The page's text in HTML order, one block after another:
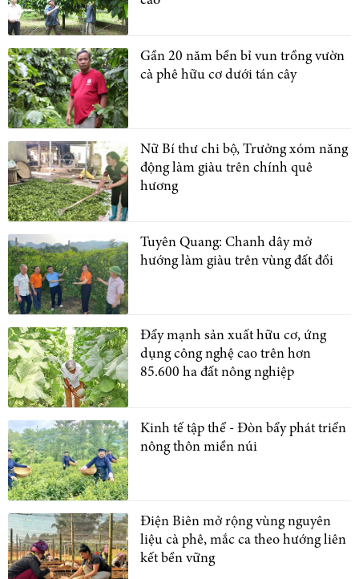
Gần 20 năm bền bỉ vun trồng vườn
cà phê hữu cơ dưới tán cây
Nữ Bí thư chi bộ, Trưởng xóm năng
động làm giàu trên chính quê
hương
Tuyên Quang: Chanh dây mở
hướng làm giàu trên vùng đất đồi
Đẩy mạnh sản xuất hữu cơ, ứng
dụng công nghệ cao trên hơn
85.600 ha đất nông nghiệp
Kinh tế tập thể - Đòn bẩy phát triển
nông thôn miền núi
Điện Biên mở rộng vùng nguyên
liệu cà phê, mắc ca theo hướng liên
kết bền vững